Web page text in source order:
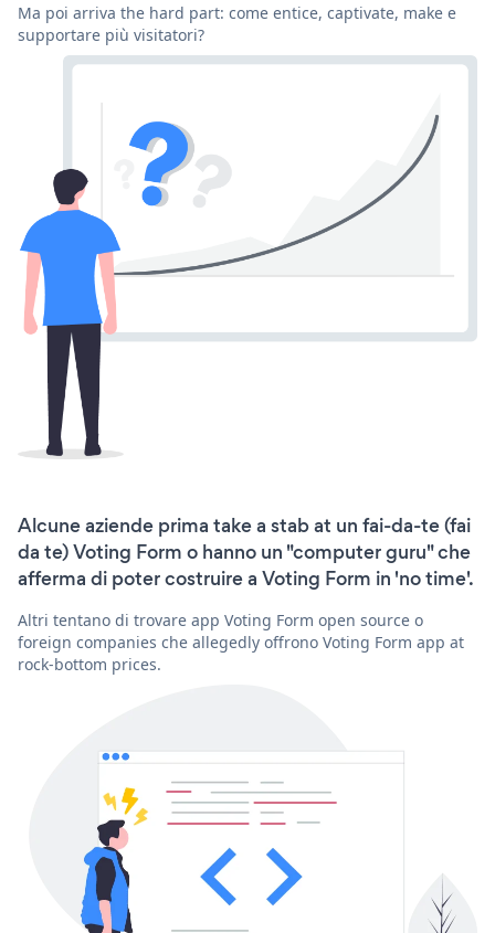
Ma poi arriva the hard part: come entice, captivate, make e
supportare più visitatori?
Alcune aziende prima take a stab at un fai-da-te (fai
da te) Voting Form o hanno un "computer guru" che
afferma di poter costruire a Voting Form in 'no time'.
Altri tentano di trovare app Voting Form open source o
foreign companies che allegedly offrono Voting Form app at
rock-bottom prices.